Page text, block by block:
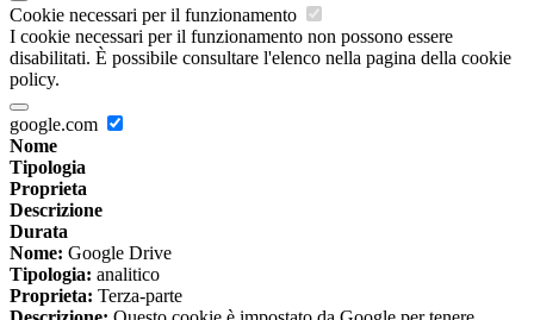
Cookie necessari per il funzionamento
I cookie necessari per il funzionamento non possono essere
disabilitati. È possibile consultare l'elenco nella pagina della cookie
policy.
google.com
Nome
Tipologia
Proprieta
Descrizione
Durata
Nome: Google Drive
Tipologia: analitico
Proprieta: Terza-parte